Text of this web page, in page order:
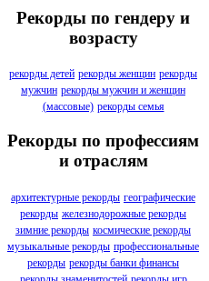
Рекорды по гендеру и
возрасту
рекорды детей рекорды женщин рекорды
мужчин рекорды мужчин и женщин
(массовые) рекорды семья
Рекорды по профессиям
и отраслям
архитектурные рекорды географические
рекорды железнодорожные рекорды
зимние рекорды космические рекорды
музыкальные рекорды профессиональные
рекорды рекорды банки финансы